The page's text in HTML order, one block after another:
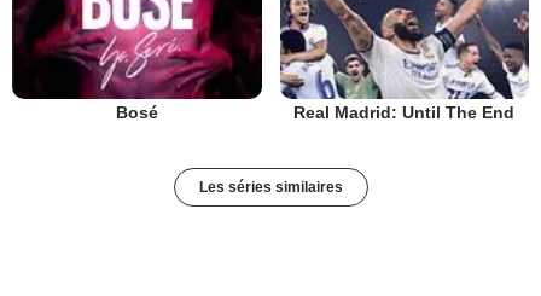
Bosé Real Madrid: Until The End
Les séries similaires